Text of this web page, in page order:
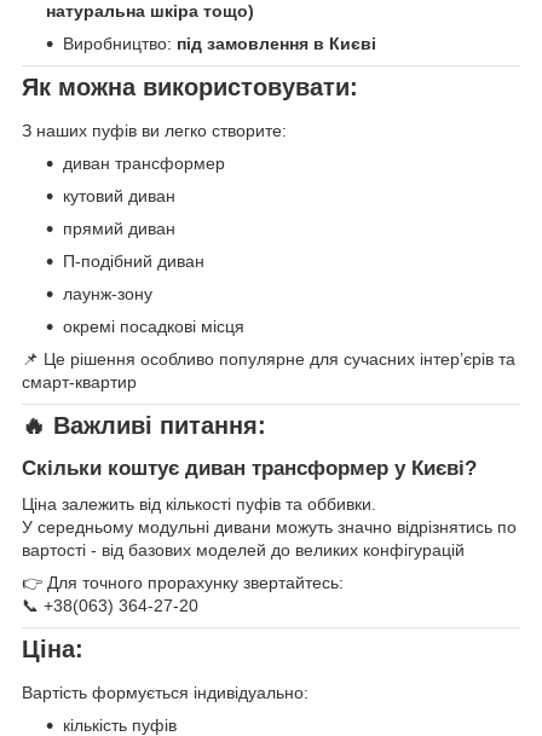
натуральна шкіра тощо)
Виробництво: під замовлення в Києві
Як можна використовувати:
З наших пуфів ви легко створите:
диван трансформер
кутовий диван
прямий диван
П-подібний диван
лаунж-зону
окремі посадкові місця
📌 Це рішення особливо популярне для сучасних інтер’єрів та
смарт-квартир
🔥 Важливі питання:
Скільки коштує диван трансформер у Києві?
Ціна залежить від кількості пуфів та оббивки.
У середньому модульні дивани можуть значно відрізнятись по
вартості - від базових моделей до великих конфігурацій
👉 Для точного прорахунку звертайтесь:
📞 +38(063) 364-27-20
Ціна:
Вартість формується індивідуально:
кількість пуфів